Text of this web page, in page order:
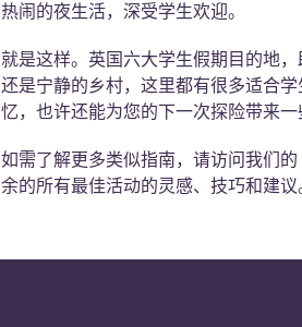
热闹的夜生活，深受学生欢迎。
就是这样。英国六大学生假期目的地
还是宁静的乡村，这里都有很多适合
忆，也许还能为您的下一次探险带来一
如需了解更多类似指南，请访问我们的
余的所有最佳活动的灵感、技巧和建议